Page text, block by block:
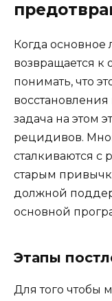
Когда
возвращается
понимать, что
задача на этом
рецидивов.
сталкиваются с
старым
должной
основной
Этапы
Для того чтобы